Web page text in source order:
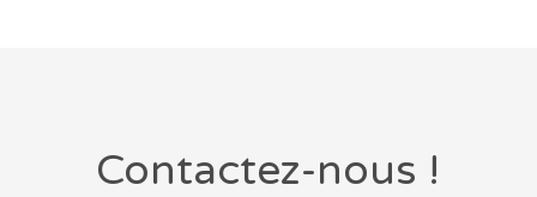
Contactez-nous !